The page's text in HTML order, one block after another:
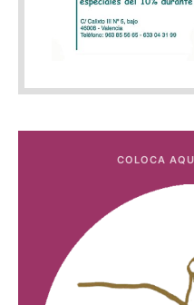
COLOCA